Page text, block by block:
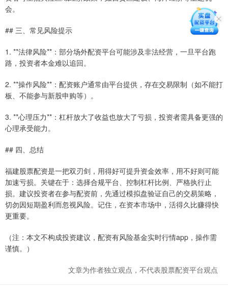
会。
## 三、常见风险提示
1. **法律风险**：部分场外配资平台可能涉及非法经营，一旦平台跑
路，投资者本金难以追回。
2. **操作风险**：配资账户通常由平台提供，存在交易限制（如不能打
板、不能参与新股申购等）。
3. **心理压力**：杠杆放大了收益也放大了亏损，投资者需具备更强的
心理承受能力。
## 四、总结
福建股票配资是一把双刃剑，用得好可提升资金效率，用不好则可能
加速亏损。关键在于：选择合规平台、控制杠杆比例、严格执行止
损。建议投资者在参与配资前，先通过模拟盘验证自己的交易策略，
切勿因短期盈利而忽视风险。记住，在资本市场中，活得久比赚得快
更重要。
（注：本文不构成投资建议，配资有风险基金实时行情app，操作需
谨慎。）
文章为作者独立观点，不代表股票配资平台观点